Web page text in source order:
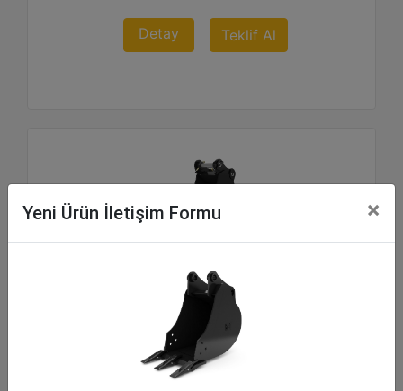
Detay Teklif Al
260 mm (10 inç)
10.2 inç - 260 mm
Yeni Ürün İletişim Formu ×